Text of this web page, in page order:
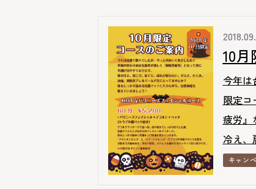
10
今年は
限定コ
疲労』
冷え
キャン